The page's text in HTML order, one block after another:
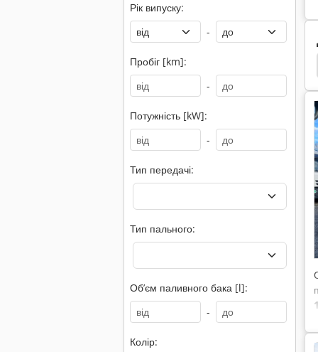
Рік випуску:
-
Пробіг [km]:
-
Потужність [kW]:
-
Тип передачі:
Тип пального:
Обʼєм паливного бака [l]:
-
Колір:
Екскаватор Цебра